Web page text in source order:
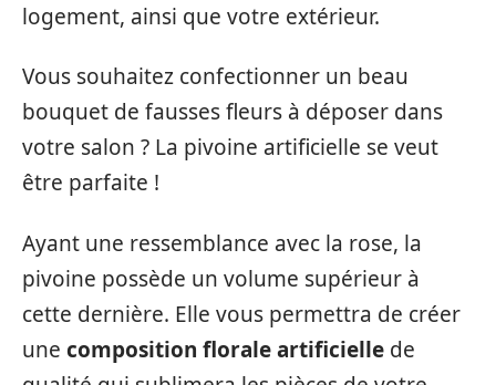
logement, ainsi que votre extérieur.
Vous souhaitez confectionner un beau
bouquet de fausses fleurs à déposer dans
votre salon ? La pivoine artificielle se veut
être parfaite !
Ayant une ressemblance avec la rose, la
pivoine possède un volume supérieur à
cette dernière. Elle vous permettra de créer
une composition florale artificielle de